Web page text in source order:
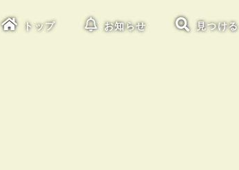
トップ お知らせ 見つける